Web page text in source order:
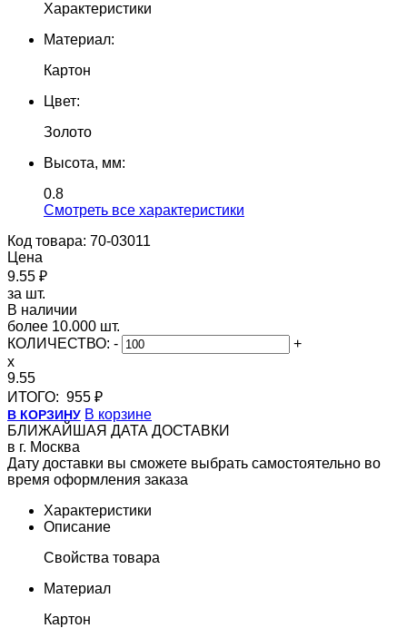
Характеристики
Материал:
Картон
Цвет:
Золото
Высота, мм:
0.8
Cмотреть все характеристики
Код товара: 70-03011
Цена
9.55 ₽
за шт.
В наличии
более 10.000 шт.
КОЛИЧЕСТВО: -
+
x
9.55
ИТОГО: 955 ₽
В КОРЗИНУ В корзине
БЛИЖАЙШАЯ ДАТА ДОСТАВКИ
в г. Москва
Дату доставки вы сможете выбрать самостоятельно во
время оформления заказа
Характеристики
Описание
Свойства товара
Материал
Картон